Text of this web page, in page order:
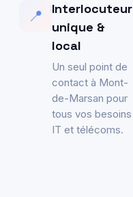
📍
Interlocuteur
unique &
local
Un seul point de
contact à Mont-
de-Marsan pour
tous vos besoins
IT et télécoms.